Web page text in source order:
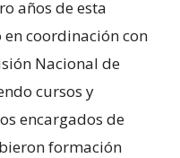
años de esta
coordinación con
Nacional de
cursos y
encargados de
formación